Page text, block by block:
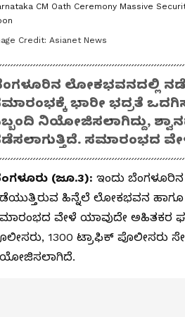
CM Oath Ceremony Massive
Credit: Asianet News
ಲೋಕಭವನದಲ್ಲಿ
ಭಾರೀ ಭದ್ರತೆ
ನಿಯೋಜಿಸಲಾಗಿದ್ದು,
ಸಮಾರಂಭದ
(ಜೂ.3): ಇಂದು
ಹಿನ್ನೆಲೆ ಲೋಕಭವನ ಹಾಗೂ
ವೇಳೆ ಯಾವುದೇ ಅಹಿತಕರ
1300 ಟ್ರಾಫಿಕ್ ಪೊಲೀಸರು